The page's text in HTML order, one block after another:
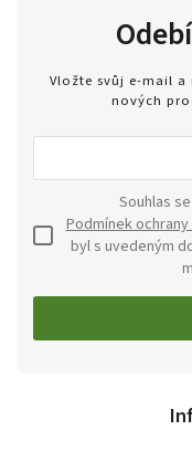
Vložte svůj e-mail
nových
Podmínek
byl s uvedeným